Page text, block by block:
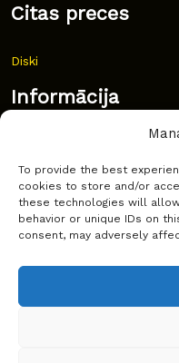
To provide the best
cookies to store and/or
these technologies will
behavior or unique IDs on
consent, may adversely
Citas preces
Diski
Informācija
Bieži uzdoti jautājumi
Kur pirkt?
Sīkdatņu politika